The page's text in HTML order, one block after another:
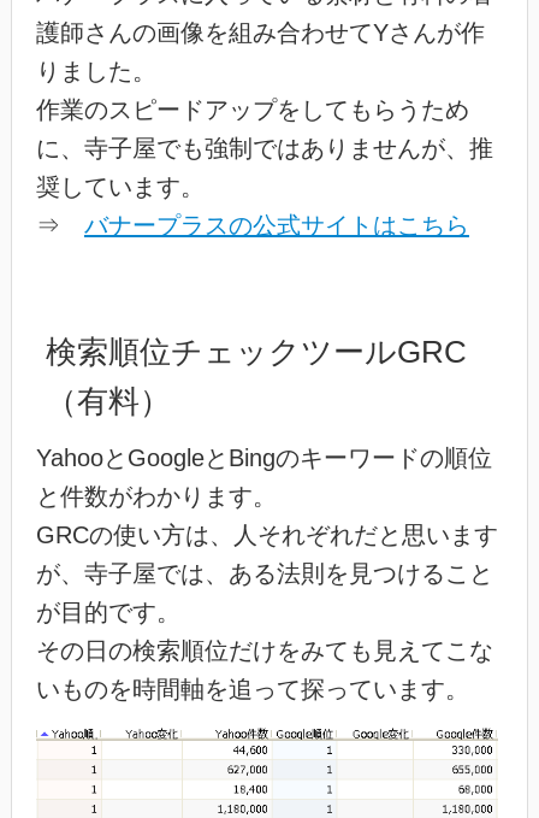
護師さんの画像を組み合わせてYさんが作
りました。
作業のスピードアップをしてもらうため
に、寺子屋でも強制ではありませんが、推
奨しています。
⇒ バナープラスの公式サイトはこちら
検索順位チェックツールGRC
（有料）
YahooとGoogleとBingのキーワードの順位
と件数がわかります。
GRCの使い方は、人それぞれだと思います
が、寺子屋では、ある法則を見つけること
が目的です。
その日の検索順位だけをみても見えてこな
いものを時間軸を追って探っています。